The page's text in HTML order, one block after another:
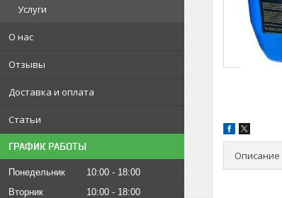
Услуги
О нас
Отзывы
Доставка и оплата
Статьи
ГРАФИК РАБОТЫ
Понедельник 10:00
18:00
Вторник
10:00
18:00
Описание